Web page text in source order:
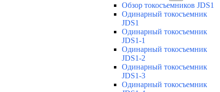
Обзор токосъемников JDS1
Одинарный токосъемник
JDS1
Одинарный токосъемник
JDS1-1
Одинарный токосъемник
JDS1-2
Одинарный токосъемник
JDS1-3
Одинарный токосъемник